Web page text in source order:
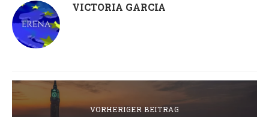
VICTORIA GARCIA
VORHERIGER BEITRAG